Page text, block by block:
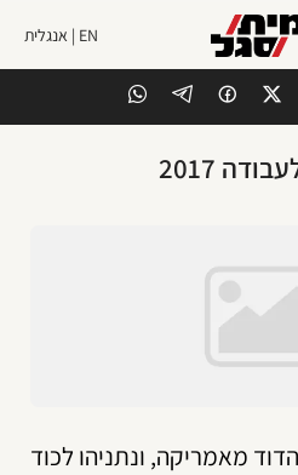
EN | אנגלית
2017
מאמריקה, ונתניהו לכוד